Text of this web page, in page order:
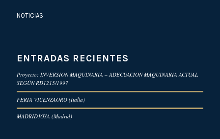
NOTICIAS
ENTRADAS RECIENTES
Proyecto: INVERSION MAQUINARIA – ADECUACION MAQUINARIA ACTUAL
SEGÚN RD1215/1997
FERIA VICENZAORO (Italia)
MADRIDJOYA (Madrid)